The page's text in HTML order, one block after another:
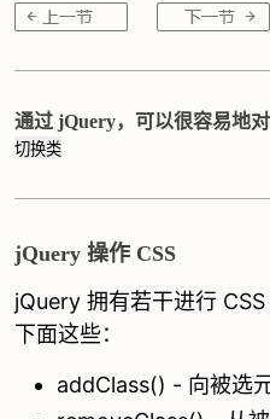
通过 jQuery，可以很容易地对
切换类
jQuery 操作 CSS
jQuery 拥有若干进行
下面这些：
addClass() - 向被选